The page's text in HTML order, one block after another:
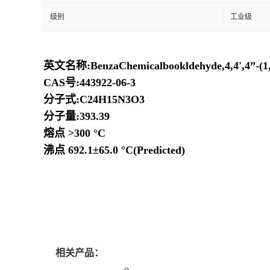
级别 工业级
英文名称:BenzaChemicalbookldehyde,4,4',4”-
CAS号:443922-06-3
分子式:C24H15N3O3
分子量:393.39
熔点 >300 °C
沸点 692.1±65.0 °C(Predicted)
相关产品：